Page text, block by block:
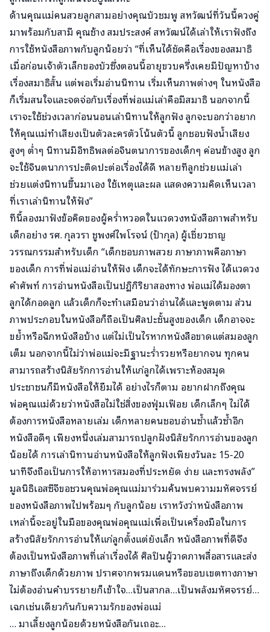
ด้านคุณแม่คนสวยลูกสามอย่างคุณบัวชมพู สหวัฒน์ที่วันนี้ควงคู่
มาพร้อมกับสามี คุณช้าง สมประสงค์ สหวัฒน์ได้เล่าให้เราฟังถึง
การใช้หนังสือภาพกับลูกน้อยว่า “ที่เห็นได้ชัดคือเรื่องของสมาธิ
เมื่อก่อนเจ้าตัวเล็กของบัวซึ่งตอนนี้อายุขวบครึ่งเคยมีปัญหาบ้าง
เรื่องสมาธิสั้น แต่พอเริ่มอ่านนิทาน เริ่มเห็นภาพต่างๆ ในหนังสือ
ก็เริ่มสนใจและจดจ่อกับเรื่องที่พ่อแม่เล่าคือมีสมาธิ นอกจากนี้
เราจะใช้ช่วงเวลาก่อนนอนเล่านิทานให้ลูกฟัง ลูกจะบอกว่าอยาก
ให้คุณแม่ทำเสียงเป็นตัวละครตัวโน้นตัวนี้ ลูกชอบฟังน้ำเสียง
สูงๆ ต่ำๆ นิทานมีอิทธิพลต่อจินตนาการของเด็กๆ ค่อนข้างสูง ลูก
จะใช้จินตนาการปะติดปะต่อเรื่องได้ดี หลายทีลูกช่วยแม่เล่า
ช่วยแต่งนิทานขึ้นมาเอง ใช้เหตุและผล แสดงความคิดเห็นเวลา
ที่เราเล่านิทานให้ฟัง”
ทีนี้ลองมาฟังข้อคิดของผู้คร่ำหวอดในแวดวงหนังสือภาพสำหรับ
เด็กอย่าง รศ. กุลวรา ชูพงศ์ไพโรจน์ (ป้ากุล) ผู้เชี่ยวชาญ
วรรณกรรมสำหรับเด็ก “เด็กชอบภาพสวย ภาษาภาพคือภาษา
ของเด็ก การที่พ่อแม่อ่านให้ฟัง เด็กจะได้ทักษะการฟัง ได้แวดวง
คำศัพท์ การอ่านหนังสือเป็นปฏิกิริยาสองทาง พ่อแม่ได้มองตา
ลูกได้กอดลูก แล้วเด็กก็จะทำเสมือนว่าอ่านได้และพูดตาม ส่วน
ภาพประกอบในหนังสือก็ถือเป็นศิลปะชั้นสูงของเด็ก เด็กอาจจะ
ขย้ำหรือฉีกหนังสือบ้าง แต่ไม่เป็นไรหากหนังสือขาดแต่สมองลูก
เต็ม นอกจากนี้ไม่ว่าพ่อแม่จะมีฐานะร่ำรวยหรือยากจน ทุกคน
สามารถสร้างนิสัยรักการอ่านให้แก่ลูกได้เพราะห้องสมุด
ประชาชนก็มีหนังสือให้ยืมได้ อย่างไรก็ตาม อยากฝากถึงคุณ
พ่อคุณแม่ด้วยว่าหนังสือไม่ใช่สิ่งของฟุ่มเฟือย เด็กเล็กๆ ไม่ได้
ต้องการหนังสือหลายเล่ม เด็กหลายคนชอบอ่านซ้ำแล้วซ้ำอีก
หนังสือดีๆ เพียงหนึ่งเล่มสามารถปลูกฝังนิสัยรักการอ่านของลูก
น้อยได้ การเล่านิทานอ่านหนังสือให้ลูกฟังเพียงวันละ 15-20
นาทีจึงถือเป็นการให้อาหารสมองที่ประหยัด ง่าย และทรงพลัง”
มูลนิธิเอสซีจีขอชวนคุณพ่อคุณแม่มาร่วมค้นพบความมหัศจรรย์
ของหนังสือภาพไปพร้อมๆ กับลูกน้อย เราหวังว่าหนังสือภาพ
เหล่านี้จะอยู่ในมือของคุณพ่อคุณแม่เพื่อเป็นเครื่องมือในการ
สร้างนิสัยรักการอ่านให้แก่ลูกตั้งแต่ยังเล็ก หนังสือภาพที่ดีจึง
ต้องเป็นหนังสือภาพที่เล่าเรื่องได้ ศิลปินผู้วาดภาพสื่อสารและส่ง
ภาษาถึงเด็กด้วยภาพ ปราศจากพรมแดนหรือขอบเขตทางภาษา
ไม่ต้องอ่านคำบรรยายก็เข้าใจ…เป็นสากล…เป็นพลังมหัศจรรย์…
เฉกเช่นเดียวกันกับความรักของพ่อแม่
… มาเลี้ยงลูกน้อยด้วยหนังสือกันเถอะ…